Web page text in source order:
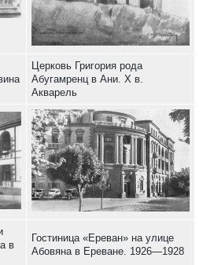
Церковь Григория рода
Абугамренц в Ани. X в.
Акварель
в
Гостиница «Ереван» на улице
Абовяна в Ереване. 1926—1928